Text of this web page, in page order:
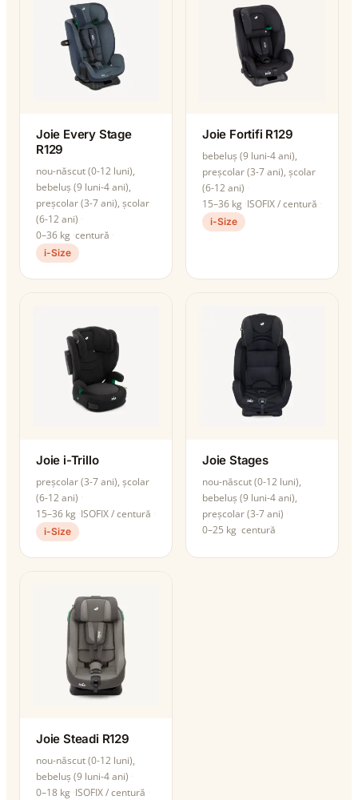
Joie Every Stage
R129
nou-născut (0-12 luni),
bebeluș (9 luni-4 ani),
preșcolar (3-7 ani), școlar
(6-12 ani)
0–36 kg centură
i-Size
Joie Fortifi R129
bebeluș (9 luni-4 ani),
preșcolar (3-7 ani), școlar
(6-12 ani)
15–36 kg ISOFIX / centură
i-Size
Joie i-Trillo
preșcolar (3-7 ani), școlar
(6-12 ani)
15–36 kg ISOFIX / centură
i-Size
Joie Stages
nou-născut (0-12 luni),
bebeluș (9 luni-4 ani),
preșcolar (3-7 ani)
0–25 kg centură
Joie Steadi R129
nou-născut (0-12 luni),
bebeluș (9 luni-4 ani)
0–18 kg ISOFIX / centură